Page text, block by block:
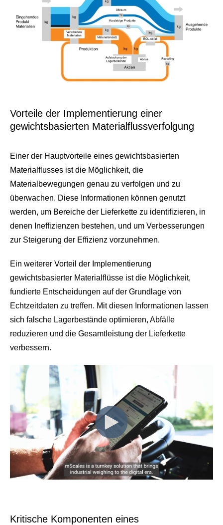
Vorteile der Implementierung einer
gewichtsbasierten Materialflussverfolgung
Einer der Hauptvorteile eines gewichtsbasierten
Materialflusses ist die Möglichkeit, die
Materialbewegungen genau zu verfolgen und zu
überwachen. Diese Informationen können genutzt
werden, um Bereiche der Lieferkette zu identifizieren, in
denen Ineffizienzen bestehen, und um Verbesserungen
zur Steigerung der Effizienz vorzunehmen.
Ein weiterer Vorteil der Implementierung
gewichtsbasierter Materialflüsse ist die Möglichkeit,
fundierte Entscheidungen auf der Grundlage von
Echtzeitdaten zu treffen. Mit diesen Informationen lassen
sich falsche Lagerbestände optimieren, Abfälle
reduzieren und die Gesamtleistung der Lieferkette
verbessern.
Kritische Komponenten eines